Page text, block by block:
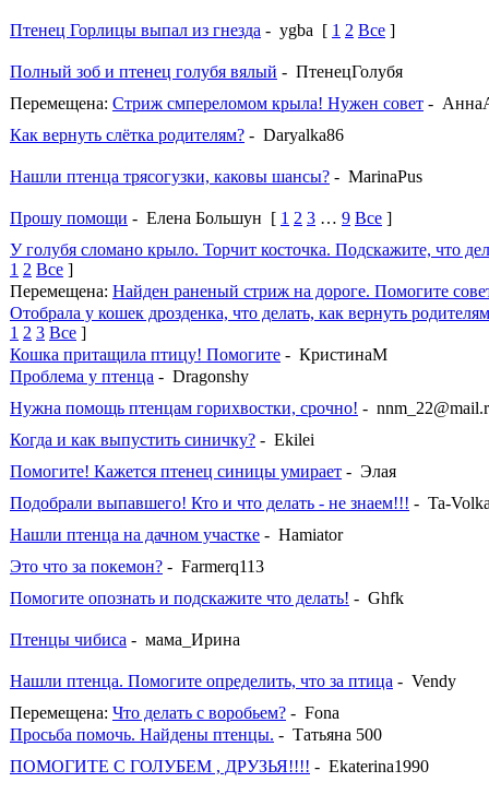
Птенец Горлицы выпал из гнезда - ygba [ 1 2 Все ]
Полный зоб и птенец голубя вялый - ПтенецГолубя
Перемещена: Стриж смпереломом крыла! Нужен совет -
Как вернуть слётка родителям? - Daryalka86
Нашли птенца трясогузки, каковы шансы? - MarinaPus
Прошу помощи - Елена Большун [ 1 2 3 … 9 Все ]
У голубя сломано крыло. Торчит косточка. Подскажите, что
1 2 Все ]
Перемещена: Найден раненый стриж на дороге. Помогите
Отобрала у кошек дрозденка, что делать, как вернуть
1 2 3 Все ]
Кошка притащила птицу! Помогите - КристинаМ
Проблема у птенца - Dragonshy
Нужна помощь птенцам горихвостки, срочно! -
Когда и как выпустить синичку? - Ekilei
Помогите! Кажется птенец синицы умирает - Элая
Подобрали выпавшего! Кто и что делать - не знаем!!! - Ta-
Нашли птенца на дачном участке - Hamiator
Это что за покемон? - Farmerq113
Помогите опознать и подскажите что делать! - Ghfk
Птенцы чибиса - мама_Ирина
Нашли птенца. Помогите определить, что за птица - Vendy
Перемещена: Что делать с воробьем? - Fona
Просьба помочь. Найдены птенцы. - Татьяна 500
ПОМОГИТЕ С ГОЛУБЕМ , ДРУЗЬЯ!!!! - Ekaterina1990